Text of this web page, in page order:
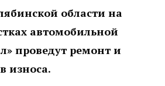
области на
автомобильной
проведут ремонт и
износа.